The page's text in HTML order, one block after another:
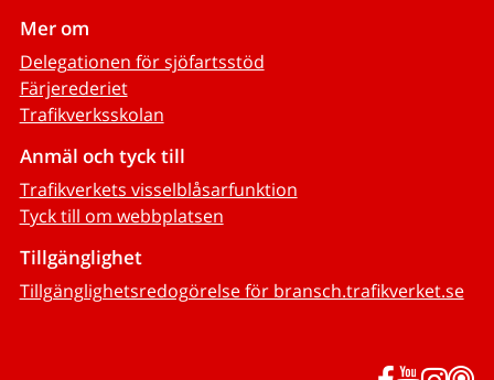
Mer om
Delegationen för sjöfartsstöd
Färjerederiet
Trafikverksskolan
Anmäl och tyck till
Trafikverkets visselblåsarfunktion
Tyck till om webbplatsen
Tillgänglighet
Tillgänglighetsredogörelse för bransch.trafikverket.se